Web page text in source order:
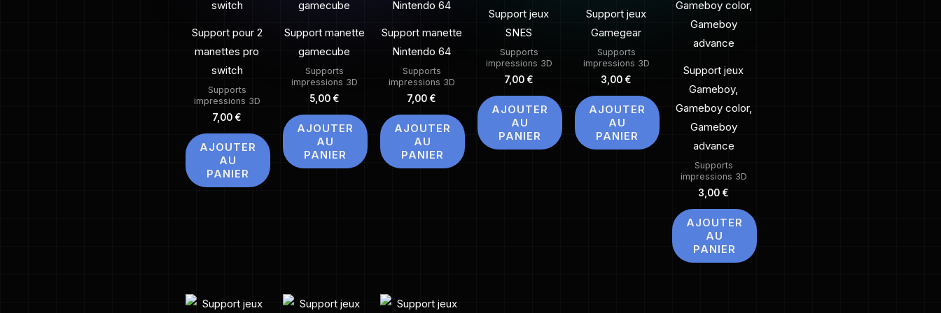
Support pour 2
manettes pro
switch
Supports
impressions 3D
7,00 €
AJOUTER
AU
PANIER
Support manette
gamecube
Supports
impressions 3D
5,00 €
AJOUTER
AU
PANIER
Support manette
Nintendo 64
Supports
impressions 3D
7,00 €
AJOUTER
AU
PANIER
Support jeux
SNES
Supports
impressions 3D
7,00 €
AJOUTER
AU
PANIER
Support jeux
Gamegear
Supports
impressions 3D
3,00 €
AJOUTER
AU
PANIER
Support jeux
Gameboy,
Gameboy color,
Gameboy
advance
Supports
impressions 3D
3,00 €
AJOUTER
AU
PANIER